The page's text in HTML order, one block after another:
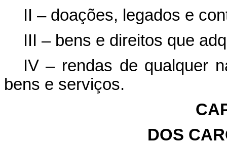
II – doações, legados e
III – bens e direitos que
IV – rendas de qualquer
bens e serviços.
DOS